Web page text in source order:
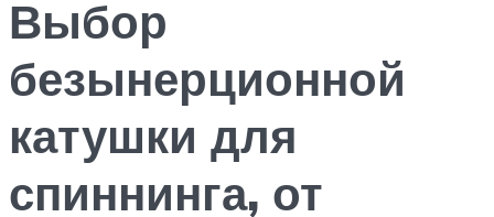
Выбор
безынерционной
катушки для
спиннинга, от